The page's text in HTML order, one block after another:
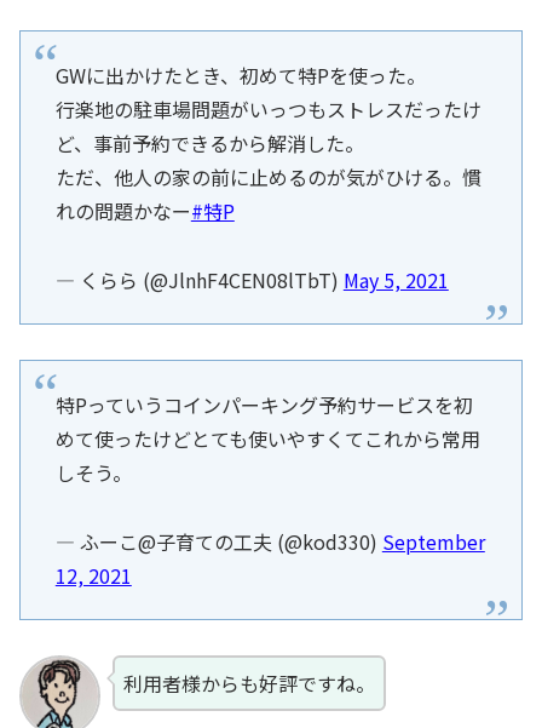
GWに出かけたとき、初めて特Pを使った。
行楽地の駐車場問題がいっつもストレスだったけ
ど、事前予約できるから解消した。
ただ、他人の家の前に止めるのが気がひける。慣
れの問題かなー#特P
— くらら (@JlnhF4CEN08lTbT) May 5, 2021
特Pっていうコインパーキング予約サービスを初
めて使ったけどとても使いやすくてこれから常用
しそう。
— ふーこ@子育ての工夫 (@kod330) September
12, 2021
利用者様からも好評ですね。